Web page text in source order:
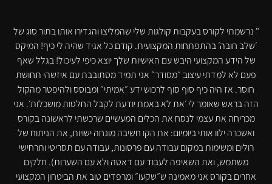
" נרשמתי לקורס בעקבות קולגות שלי שהמליצו והגדירו אותו בתור סוג של
׳שלב חובה׳ בהתפתחות המקצועית. קודם כל אגיד שהיה לי כיף! המיקס
של הידע המקצועי היבש עם האישיות שלך יוצא כיפי לעיכול! בגלל שאף
פעם לא למדתי עיצוב ״מסודר״ אני תמיד מסתובבת עם איזשהי תחושת
חוסר. אז היה כיף סוף סוף לרכוש ידע ״אמיתי״ ומבוסס ולהיפטר מהקול
הזה בראש שאומר לי ׳את לא באמת יודעת לקבל החלטות מושכלות׳. אני
מכריחה את עצמי לנסח את הכלים המעשיים שרכשתי לראשונה בקורס
ואשכרה ילוו אותי ביומיום: את הקו חשיבה מונחה ישויות, את הניתוח של
רולים ומשימות במקום עבודה עם פרסונות, עבודה עם תסריטי ותרחישי
משתמש, ואת השאיפה לעבוד עם דאטה ולא עם השערות). חלקים
אחרים בקורס אני מאמינה ש״שקעו״ ומרפדים טוב את הביטחון המקצועי